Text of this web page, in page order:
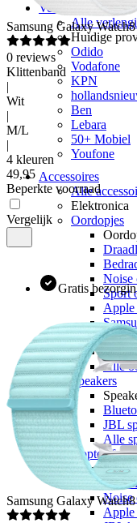
Verlengen
Alle
Huidige
Odido
Vodafone
KPN
Ben
Lebara
50+ Mobiel
Youfone
Accessoires
Alle
Elektronica
Oordopjes
Noise
Sport
JBL
Alle
Speakers
JBL
Alle
Noise
Samsung Galaxy
0 reviews
Klittenband
|
Wit
|
M/L
|
4 kleuren
49,95
Beperkte voorraad
Vergelijk
Gratis
Samsung Galaxy